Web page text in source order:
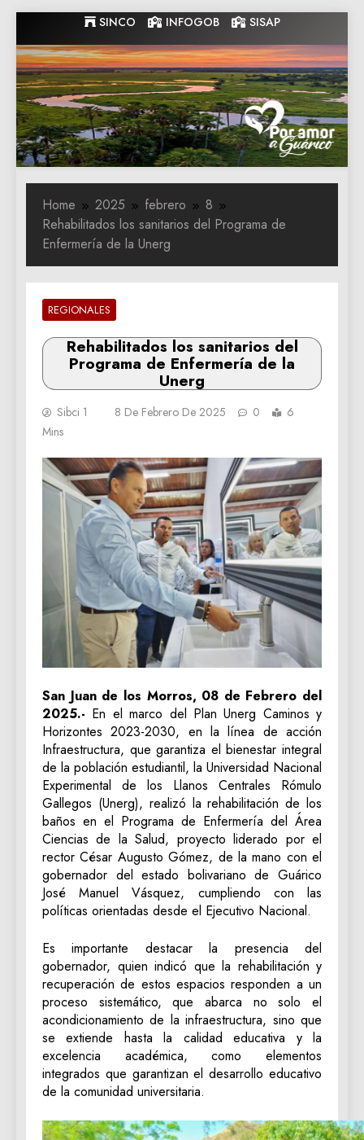
to
content
SINCO INFOGOB SISAP
Gobernacion
de Guarico
Gobernacion de Guarico
Home 2025 febrero
8
Rehabilitados los sanitarios del Programa de
Enfermería de la Unerg
REGIONALES
Rehabilitados los sanitarios del
Programa de Enfermería de la
Unerg
Sibci 1 8 De Febrero De 2025 0
6
Mins
San Juan de los Morros, 08 de Febrero del
2025.- En el marco del Plan Unerg Caminos y
Horizontes 2023-2030, en la línea de acción
Infraestructura, que garantiza el bienestar integral
de la población estudiantil, la Universidad Nacional
Experimental de los Llanos Centrales Rómulo
Gallegos (Unerg), realizó la rehabilitación de los
baños en el Programa de Enfermería del Área
Ciencias de la Salud, proyecto liderado por el
rector César Augusto Gómez, de la mano con el
gobernador del estado bolivariano de Guárico
José Manuel Vásquez, cumpliendo con las
políticas orientadas desde el Ejecutivo Nacional.
Es importante destacar la presencia del
gobernador, quien indicó que la rehabilitación y
recuperación de estos espacios responden a un
proceso sistemático, que abarca no solo el
acondicionamiento de la infraestructura, sino que
se extiende hasta la calidad educativa y la
excelencia académica, como elementos
integrados que garantizan el desarrollo educativo
de la comunidad universitaria.